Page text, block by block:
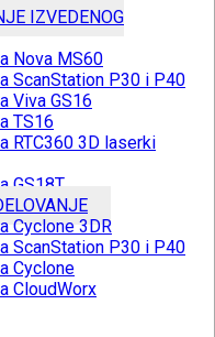
IZVEDENOG
Nova MS60
ScanStation P30 i P40
Viva GS16
TS16
RTC360 3D laserki
GS18T
Cyclone 3DR
ScanStation P30 i P40
Cyclone
CloudWorx